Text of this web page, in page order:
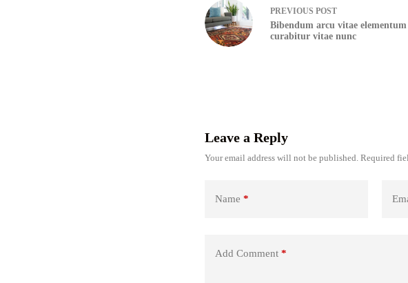
PREVIOUS POST
Bibendum arcu vitae elementum
curabitur vitae nunc
Leave a Reply
Your email address will not be published. Required
Name *
Add Comment *